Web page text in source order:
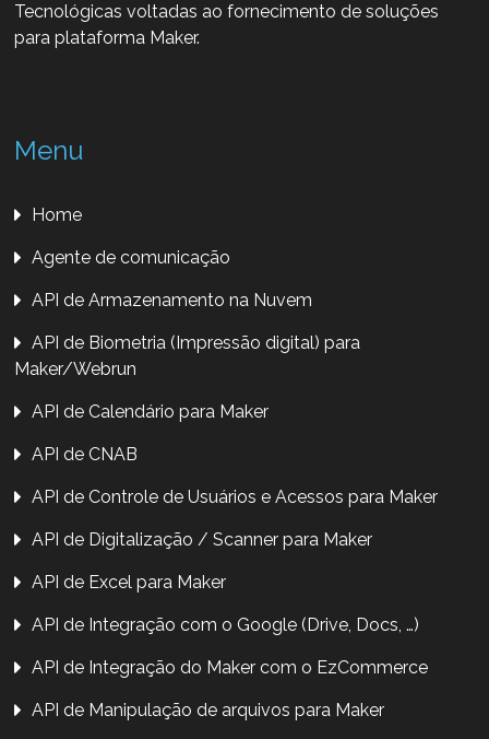
Tecnológicas voltadas ao fornecimento de soluções
para plataforma Maker.
Menu
Home
Agente de comunicação
API de Armazenamento na Nuvem
API de Biometria (Impressão digital) para
Maker/Webrun
API de Calendário para Maker
API de CNAB
API de Controle de Usuários e Acessos para Maker
API de Digitalização / Scanner para Maker
API de Excel para Maker
API de Integração com o Google (Drive, Docs, …)
API de Integração do Maker com o EzCommerce
API de Manipulação de arquivos para Maker